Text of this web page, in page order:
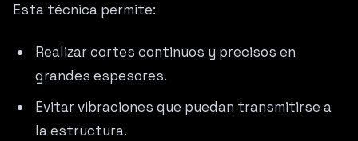
Esta técnica permite:
Realizar cortes continuos y precisos en
grandes espesores.
Evitar vibraciones que puedan transmitirse a
la estructura.